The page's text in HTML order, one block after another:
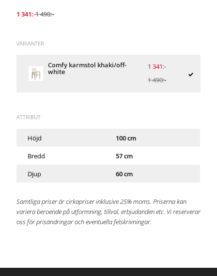
1 341:-1 490:-
VARIANTER
Comfy karmstol khaki/off-
white
1 341:-
1 490:-
ATTRIBUT
Höjd 100 cm
Bredd 57 cm
Djup 60 cm
Samtliga priser är cirkapriser inklusive 25% moms. Priserna kan
variera beroende på utformning, tillval, erbjudanden etc. Vi reserverar
oss för prisändringar och eventuella felskrivningar.